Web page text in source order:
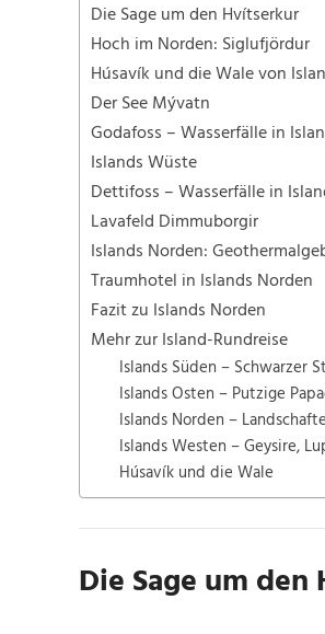
Die Sage um den Hvítserkur
Hoch im Norden: Siglufjördur
Húsavík und die Wale von
Der See Mývatn
Godafoss – Wasserfälle in
Islands Wüste
Dettifoss – Wasserfälle in
Lavafeld Dimmuborgir
Islands Norden:
Traumhotel in Islands Norden
Fazit zu Islands Norden
Mehr zur Island-Rundreise
Islands Süden – Schwarzer
Islands Osten – Putzige
Islands Norden –
Islands Westen – Geysire,
Húsavík und die Wale
Die Sage um